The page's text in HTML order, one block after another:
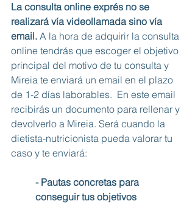
La consulta online exprés no se
realizará vía videollamada sino vía
email. A la hora de adquirir la consulta
online tendrás que escoger el objetivo
principal del motivo de tu consulta y
Mireia te enviará un email en el plazo
de 1-2 días laborables.  En este email
recibirás un documento para rellenar y
devolverlo a Mireia. Será cuando la
dietista-nutricionista pueda valorar tu
caso y te enviará:
- Pautas concretas para
conseguir tus objetivos